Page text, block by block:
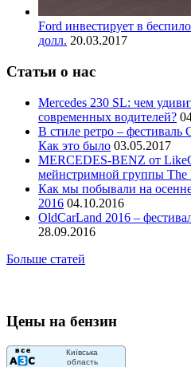
Ford инвестирует в
долл. 20.03.2017
Статьи о нас
Mercedes 230 SL: чем
современных водителей?
В стиле ретро – фестиваль
Как это было 03.05.2017
MERCEDES-BENZ от
мейнстримной группы The
Как мы побывали на
2016 04.10.2016
OldCarLand 2016 –
28.09.2016
Больше статей
Цены на бензин
Київська
область